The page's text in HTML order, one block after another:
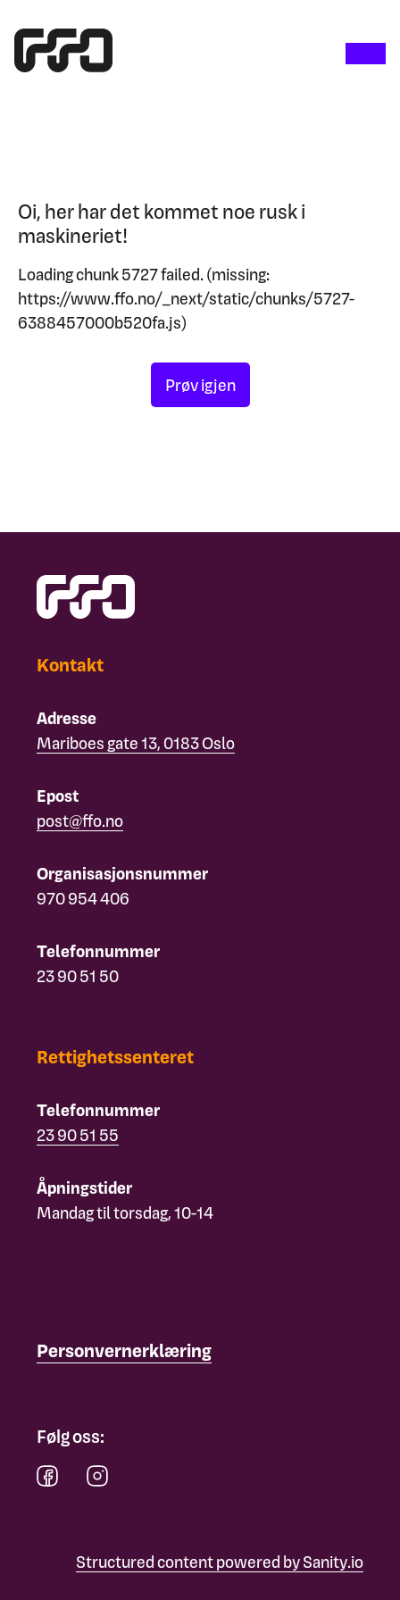
Oi, her har det kommet noe rusk i
maskineriet!
Loading chunk 5727 failed. (missing:
https://www.ffo.no/_next/static/chunks/5727-
6388457000b520fa.js)
Prøv igjen
Kontakt
Adresse
Mariboes gate 13, 0183 Oslo
Epost
post@ffo.no
Organisasjonsnummer
970 954 406
Telefonnummer
23 90 51 50
Rettighetssenteret
Telefonnummer
23 90 51 55
Åpningstider
Mandag til torsdag, 10-14
Personvernerklæring
Følg oss:
Structured content powered by Sanity.io